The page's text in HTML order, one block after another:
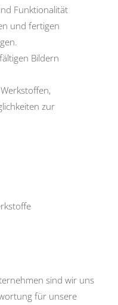
Funktionalität
und fertigen
Bildern
zur
sind wir uns
für unsere